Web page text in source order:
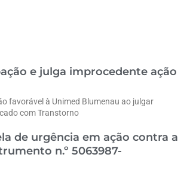
e julga improcedente ação
favorável à Unimed Blumenau ao julgar
com Transtorno
de urgência em ação contra a
n.º 5063987-